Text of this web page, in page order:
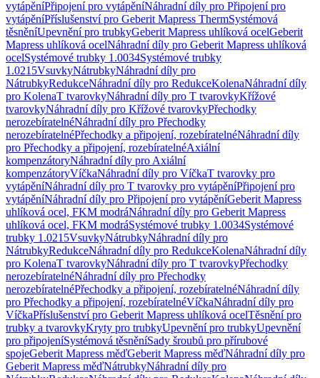
vytápěníPřipojení pro vytápěníNáhradní díly pro Připojení pro
vytápěníPříslušenství pro Geberit Mapress ThermSystémová
těsněníUpevnění pro trubkyGeberit Mapress uhlíková ocelGeberit
Mapress uhlíková ocelNáhradní díly pro Geberit Mapress uhlíková
ocelSystémové trubky 1.0034Systémové trubky
1.0215VsuvkyNátrubkyNáhradní díly pro
NátrubkyRedukceNáhradní díly pro RedukceKolenaNáhradní díly
pro KolenaT tvarovkyNáhradní díly pro T tvarovkyKřížové
tvarovkyNáhradní díly pro Křížové tvarovkyPřechodky
nerozebíratelnéNáhradní díly pro Přechodky
nerozebíratelnéPřechodky a připojení, rozebíratelnéNáhradní díly
pro Přechodky a připojení, rozebíratelnéAxiální
kompenzátoryNáhradní díly pro Axiální
kompenzátoryVíčkaNáhradní díly pro VíčkaT tvarovky pro
vytápěníNáhradní díly pro T tvarovky pro vytápěníPřipojení pro
vytápěníNáhradní díly pro Připojení pro vytápěníGeberit Mapress
uhlíková ocel, FKM modráNáhradní díly pro Geberit Mapress
uhlíková ocel, FKM modráSystémové trubky 1.0034Systémové
trubky 1.0215VsuvkyNátrubkyNáhradní díly pro
NátrubkyRedukceNáhradní díly pro RedukceKolenaNáhradní díly
pro KolenaT tvarovkyNáhradní díly pro T tvarovkyPřechodky
nerozebíratelnéNáhradní díly pro Přechodky
nerozebíratelnéPřechodky a připojení, rozebíratelnéNáhradní díly
pro Přechodky a připojení, rozebíratelnéVíčkaNáhradní díly pro
VíčkaPříslušenství pro Geberit Mapress uhlíková ocelTěsnění pro
trubky a tvarovkyKryty pro trubkyUpevnění pro trubkyUpevnění
pro připojeníSystémová těsněníSady šroubů pro přírubové
spojeGeberit Mapress měďGeberit Mapress měďNáhradní díly pro
Geberit Mapress měďNátrubkyNáhradní díly pro